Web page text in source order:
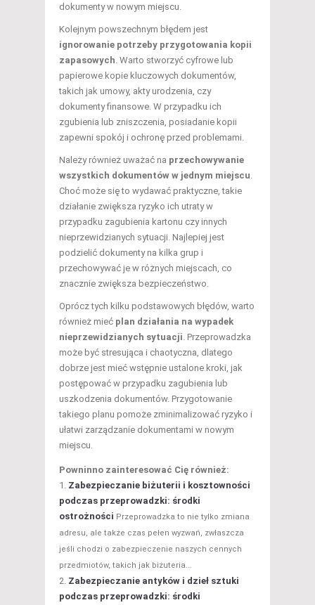
dokumenty w nowym miejscu.
Kolejnym powszechnym błędem jest
ignorowanie potrzeby przygotowania kopii
zapasowych . Warto stworzyć cyfrowe lub
papierowe kopie kluczowych dokumentów,
takich jak umowy, akty urodzenia, czy
dokumenty finansowe. W przypadku ich
zgubienia lub zniszczenia, posiadanie kopii
zapewni spokój i ochronę przed problemami.
Należy również uważać na przechowywanie
wszystkich dokumentów w jednym miejscu
Choć może się to wydawać praktyczne, takie
działanie zwiększa ryzyko ich utraty w
przypadku zagubienia kartonu czy innych
nieprzewidzianych sytuacji. Najlepiej jest
podzielić dokumenty na kilka grup i
przechowywać je w różnych miejscach, co
znacznie zwiększa bezpieczeństwo.
Oprócz tych kilku podstawowych błędów, warto
również mieć plan działania na wypadek
nieprzewidzianych sytuacji . Przeprowadzka
może być stresująca i chaotyczna, dlatego
dobrze jest mieć wstępnie ustalone kroki, jak
postępować w przypadku zagubienia lub
uszkodzenia dokumentów. Przygotowanie
takiego planu pomoże zminimalizować ryzyko i
ułatwi zarządzanie dokumentami w nowym
miejscu.
Powninno zainteresować Cię również:
Zabezpieczanie biżuterii i kosztowności
podczas przeprowadzki: środki
ostrożności Przeprowadzka to nie tylko zmiana
adresu, ale także czas pełen wyzwań, zwłaszcza
jeśli chodzi o zabezpieczenie naszych cennych
przedmiotów, takich jak biżuteria...
Zabezpieczanie antyków i dzieł sztuki
podczas przeprowadzki: środki